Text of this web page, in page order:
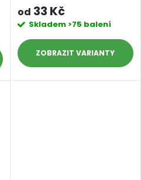
od 33 Kč
Skladem >75 balení
ZOBRAZIT